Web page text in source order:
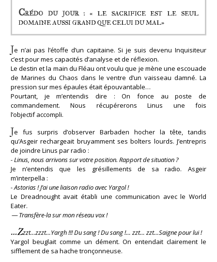
CRÉDO DU JOUR : « LE SACRIFICE EST LE SEUL
DOMAINE AUSSI GRAND QUE CELUI DU MAL»
Je n’ai pas l’étoffe d’un capitaine. Si je suis devenu Inquisiteur
c’est pour mes capacités d’analyse et de réflexion.
Le destin et la main du Fléau ont voulu que je mène une escouade
de Marines du Chaos dans le ventre d’un vaisseau damné. La
pression sur mes épaules était épouvantable…
Pourtant, je m’entendis dire : On fonce au poste de
commandement. Nous récupérerons Linus une fois
l’objectif accompli.
Je fus surpris d’observer Barbaden hocher la tête, tandis
qu’Asgeir rechargeait bruyamment ses bolters lourds. J’entrepris
de joindre Linus par radio :
- Linus, nous arrivons sur votre position. Rapport de situation ?
Je n’entendis que les grésillements de sa radio. Asgeir
m’interpella :
- Astorias ! J’ai une liaison radio avec Yargol !
Le Dreadnought avait établi une communication avec le World
Eater.
—Transfère-la sur mon réseau vox !
…Zzzt…zzzt…Yargh !!! Du sang ! Du sang !… zzt… zzt…Saigne pour lui !
Yargol beuglait comme un dément. On entendait clairement le
sifflement de sa hache tronçonneuse.